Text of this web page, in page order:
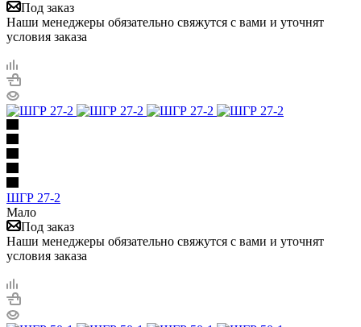
Под заказ
Наши менеджеры обязательно свяжутся с вами и уточнят
условия заказа
ШГР 27-2
Мало
Под заказ
Наши менеджеры обязательно свяжутся с вами и уточнят
условия заказа